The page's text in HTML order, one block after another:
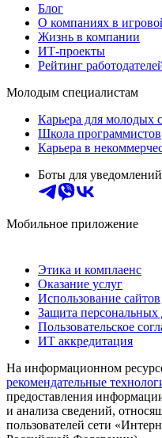
Блог
О компаниях в
Жизнь в компании
ИТ-проекты
Рейтинг
Молодым специалистам
Карьера для молодых
Школа программистов
Карьера в
Боты для уведомлений
Мобильное приложение
Этика и комплаенс
Оказание услуг
Использование сайтов
Защита
Пользовательское
ИТ аккредитация
На информационном
рекомендательные
предоставления
и анализа сведений,
пользователей сети